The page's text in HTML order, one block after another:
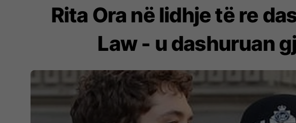
Rita Ora në lidhje të re
Law - u dashuruan